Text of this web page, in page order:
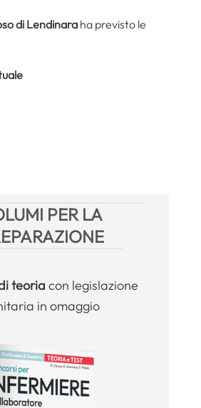
di Lendinara ha previsto le
PER LA
teoria con legislazione
in omaggio